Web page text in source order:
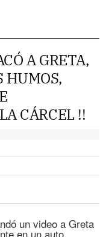
A GRETA,
HUMOS,
CÁRCEL !!
un video a Greta
en un auto